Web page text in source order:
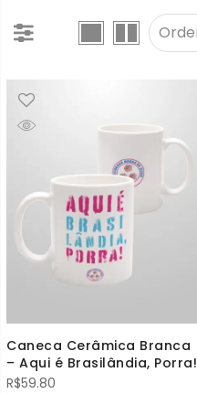
Caneca Cerâmica Branca
– Aqui é Brasilândia, Porra!
R$59.80